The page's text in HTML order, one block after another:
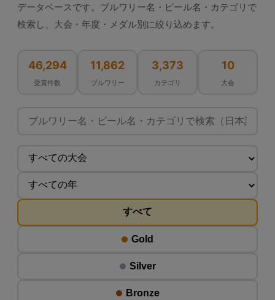
データベースです。ブルワリー名・ビール名・カテゴリで
検索し、大会・年度・メダル別に絞り込めます。
46,294
受賞件数
11,862
ブルワリー
3,373
カテゴリ
10
大会
すべて
Gold
Silver
Bronze